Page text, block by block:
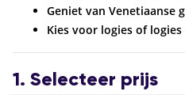
Geniet van Venetiaanse
Kies voor logies of
1. Selecteer prijs